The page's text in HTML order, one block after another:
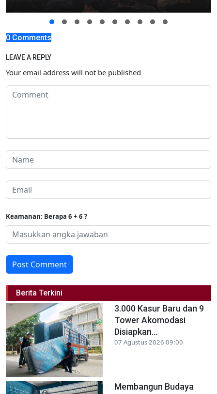
0 Comments
LEAVE A REPLY
Your email address will not be published
Keamanan: Berapa 6 + 6 ?
Post Comment
Berita Terkini
3.000 Kasur Baru dan 9
Tower Akomodasi
Disiapkan...
07 Agustus 2026 09:00
Membangun Budaya